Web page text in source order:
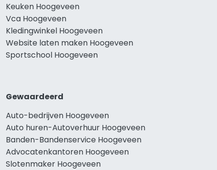
Keuken Hoogeveen
Vca Hoogeveen
Kledingwinkel Hoogeveen
Website laten maken Hoogeveen
Sportschool Hoogeveen
Gewaardeerd
Auto-bedrijven Hoogeveen
Auto huren-Autoverhuur Hoogeveen
Banden-Bandenservice Hoogeveen
Advocatenkantoren Hoogeveen
Slotenmaker Hoogeveen